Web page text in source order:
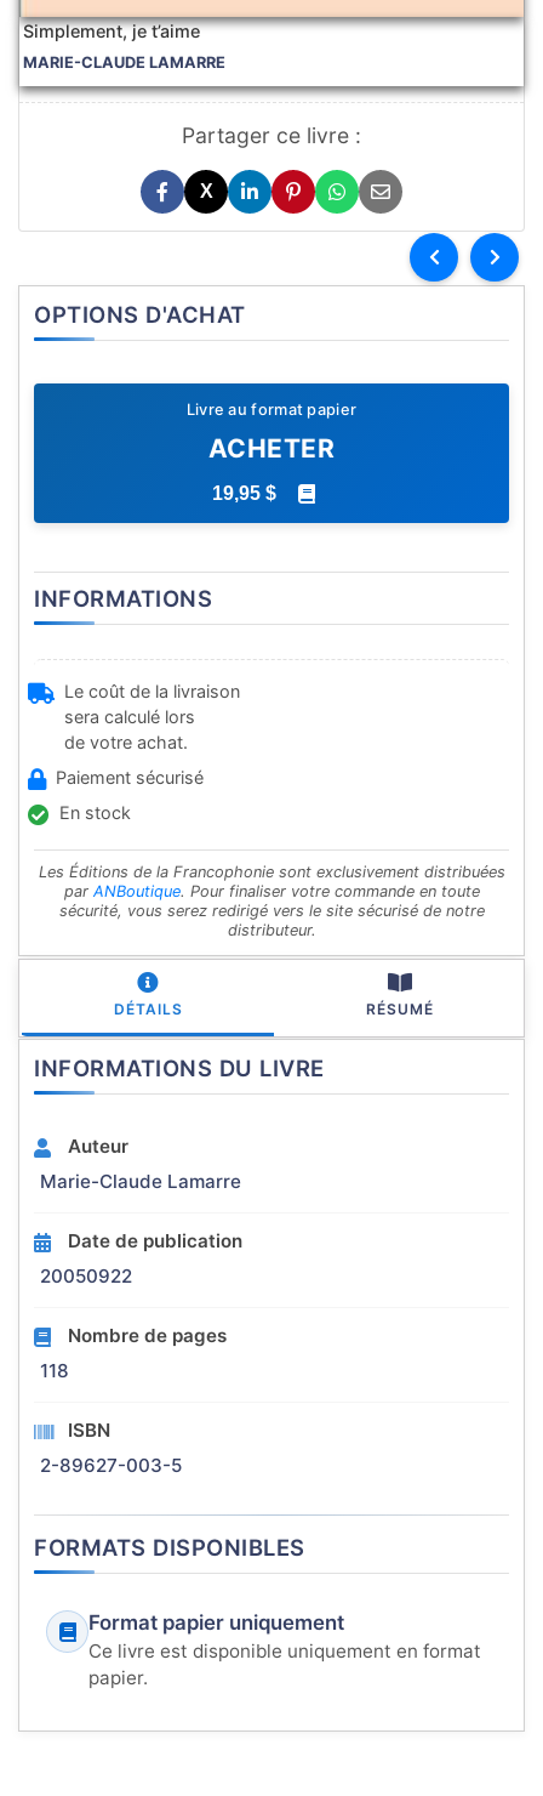
Simplement, je t’aime
MARIE-CLAUDE LAMARRE
Partager ce livre :
X
OPTIONS D'ACHAT
Livre au format papier
ACHETER
19,95 $
INFORMATIONS
Le coût de la livraison
sera calculé lors
de votre achat.
Paiement sécurisé
En stock
Les Éditions de la Francophonie sont exclusivement distribuées
par ANBoutique. Pour finaliser votre commande en toute
sécurité, vous serez redirigé vers le site sécurisé de notre
distributeur.
DÉTAILS RÉSUMÉ
INFORMATIONS DU LIVRE
Auteur
Marie-Claude Lamarre
Date de publication
20050922
Nombre de pages
118
ISBN
2-89627-003-5
FORMATS DISPONIBLES
Format papier uniquement
Ce livre est disponible uniquement en format
papier.